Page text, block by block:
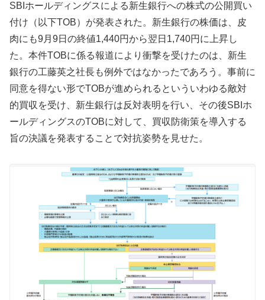
SBIホールディングスによる新生銀行への株式の公開買い
付け（以下TOB）が発表された。新生銀行の株価は、皮
肉にも9月9日の終値1,440円から翌日1,740円に上昇し
た。本件TOBに係る報道により衝撃を受けたのは、新生
銀行の工藤英之社長も例外ではなかったであろう。事前に
同意を得ない形でTOBが進められるといういわゆる敵対
的買収を受け、新生銀行は反対表明を行い、その後SBIホ
ールディングスのTOBに対して、買収防衛策を導入する
旨の決議を発表することで対抗姿勢を見せた。